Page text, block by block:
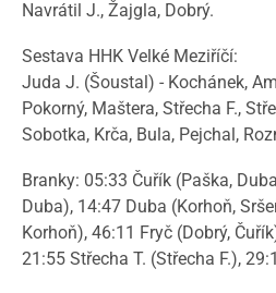
Navrátil J., Žajgla, Dobrý.
Sestava HHK Velké Meziříčí:
Juda J. (Šoustal) - Kochánek,
Pokorný, Maštera, Střecha F.,
Sobotka, Krča, Bula, Pejchal,
Branky: 05:33 Čuřík (Paška,
Duba), 14:47 Duba (Korhoň,
Korhoň), 46:11 Fryč (Dobrý,
21:55 Střecha T. (Střecha F.),